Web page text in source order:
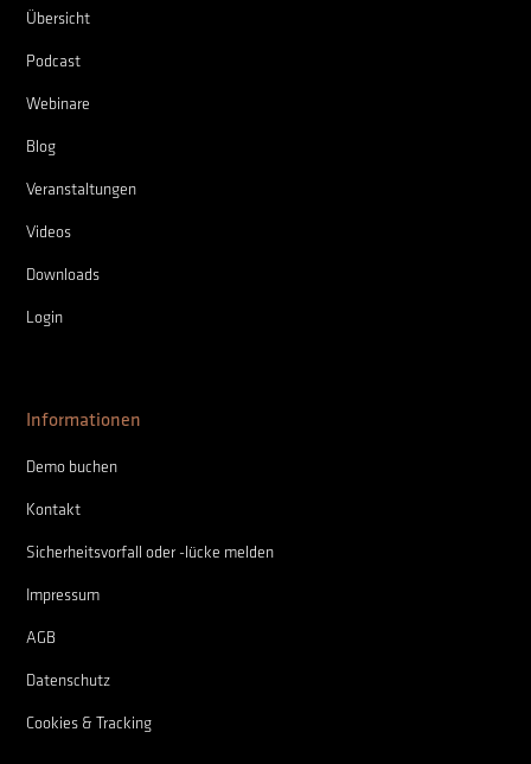
Übersicht
Podcast
Webinare
Blog
Veranstaltungen
Videos
Downloads
Login
Informationen
Demo buchen
Kontakt
Sicherheitsvorfall oder -lücke melden
Impressum
AGB
Datenschutz
Cookies & Tracking